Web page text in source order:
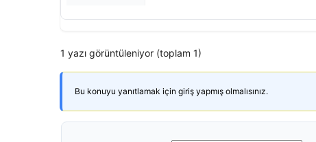
1 yazı görüntüleniyor (toplam 1)
Bu konuyu yanıtlamak için giriş yapmış olmalısınız.